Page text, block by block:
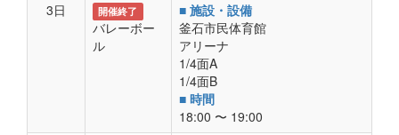
3日
開催終了
バレーボー
ル
■ 施設・設備
釜石市民体育館
アリーナ
1/4面A
1/4面B
■ 時間
18:00 〜 19:00